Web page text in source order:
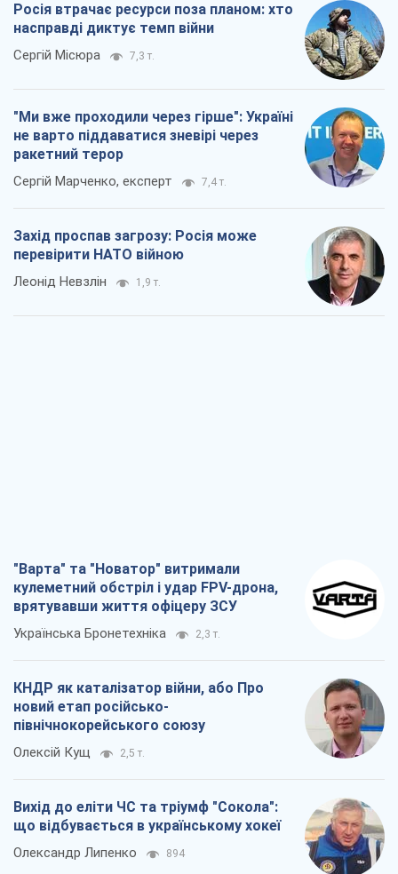
Росія втрачає ресурси поза планом: хто
насправді диктує темп війни
Сергій Місюра 7,3 т.
"Ми вже проходили через гірше": Україні
не варто піддаватися зневірі через
ракетний терор
Сергій Марченко, експерт 7,4 т.
Захід проспав загрозу: Росія може
перевірити НАТО війною
Леонід Невзлін 1,9 т.
"Варта" та "Новатор" витримали
кулеметний обстріл і удар FPV-дрона,
врятувавши життя офіцеру ЗСУ
Українська Бронетехніка 2,3 т.
КНДР як каталізатор війни, або Про
новий етап російсько-
північнокорейського союзу
Олексій Кущ 2,5 т.
Вихід до еліти ЧС та тріумф "Сокола":
що відбувається в українському хокеї
Олександр Липенко 894